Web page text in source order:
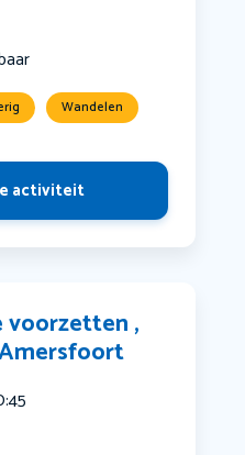
Wandelen
activiteit
voorzetten ,